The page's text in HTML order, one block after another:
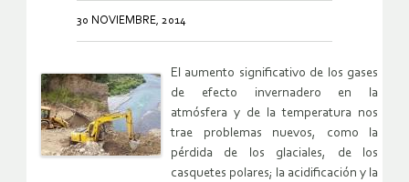
30 NOVIEMBRE, 2014
El aumento significativo de los gases
de efecto invernadero en la
atmósfera y de la temperatura nos
trae problemas nuevos, como la
pérdida de los glaciales, de los
casquetes polares; la acidificación y la